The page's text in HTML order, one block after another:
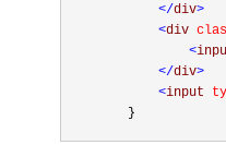
</div>
<div
<
</div>
<input
        }